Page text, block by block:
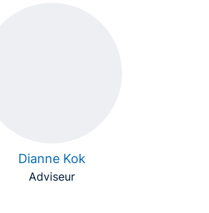
Dianne Kok
Adviseur